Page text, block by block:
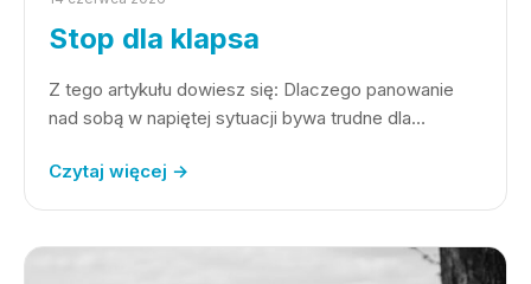
Stop dla klapsa
Z tego artykułu dowiesz się: Dlaczego panowanie
nad sobą w napiętej sytuacji bywa trudne dla…
Czytaj więcej →